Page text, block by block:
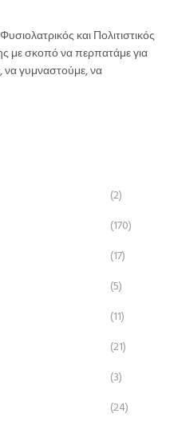
και Πολιτιστικός
με σκοπό να περπατάμε για
να γυμναστούμε, να
(2)
(170)
(17)
(5)
(11)
(21)
(3)
(24)